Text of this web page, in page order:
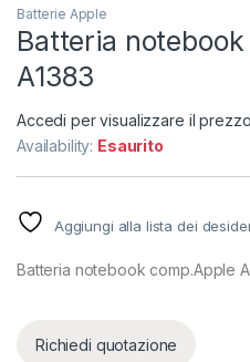
Batterie Apple
Batteria
A1383
Accedi per visualizzare il prezzo
Availability: Esaurito
Aggiungi alla lista dei
Batteria notebook comp.Apple
Richiedi quotazione